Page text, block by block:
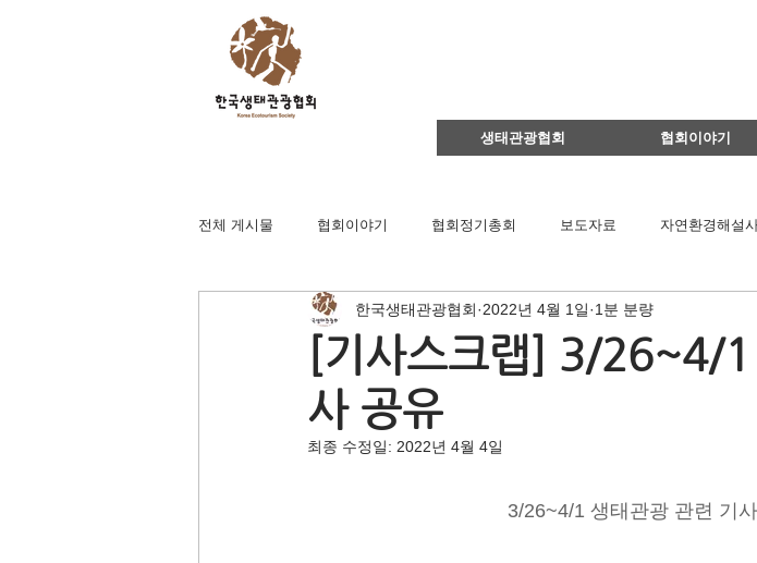
생태관광협회 협회이야기
전체 게시물 협회이야기 협회정기총회 보도자료 자연환경해설
영주댐바로알기 생태문화교실 이달의 생태관광지
이벤트 지역컨설팅
[기사스크랩] 3/26~4/1
사 공유
한국생태관광협회 2022년 4월 1일 1분 분량
최종 수정일: 2022년 4월 4일
3/26~4/1 생태관광 관련 기